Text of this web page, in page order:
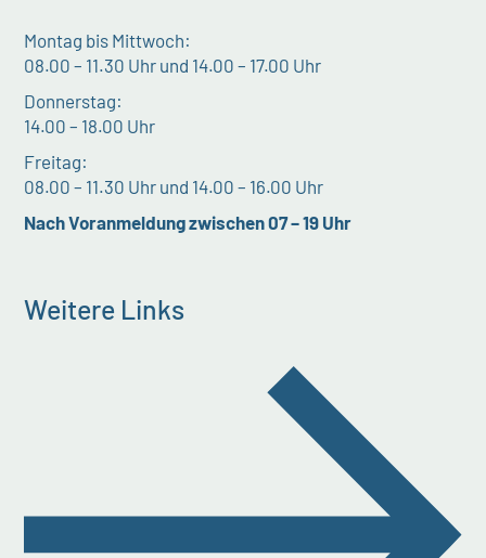
Montag bis Mittwoch:
08.00 – 11.30 Uhr und 14.00 – 17.00 Uhr
Donnerstag:
14.00 – 18.00 Uhr
Freitag:
08.00 – 11.30 Uhr und 14.00 – 16.00 Uhr
Nach Voranmeldung zwischen 07 – 19 Uhr
Weitere Links